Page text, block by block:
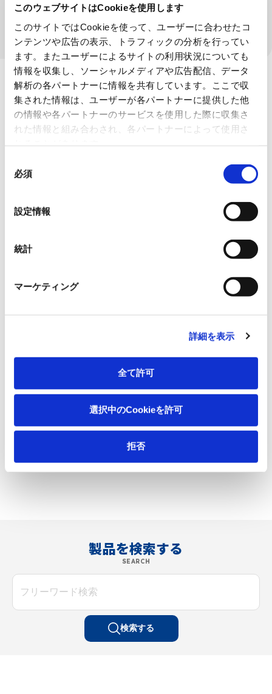
このウェブサイトはCookieを使用します
このサイトではCookieを使って、ユーザーに合わせたコ
ンテンツや広告の表示、トラフィックの分析を行ってい
ます。またユーザーによるサイトの利用状況についても
情報を収集し、ソーシャルメディアや広告配信、データ
解析の各パートナーに情報を共有しています。ここで収
集された情報は、ユーザーが各パートナーに提供した他
の情報や各パートナーのサービスを使用した際に収集さ
れた情報と組み合わされ、各パートナーによって使用さ
必須
設定情報
統計
マーケティング
詳細を表示
全て許可
選択中のCookieを許可
拒否
理化学機器
製品を検索する
SEARCH
検索する